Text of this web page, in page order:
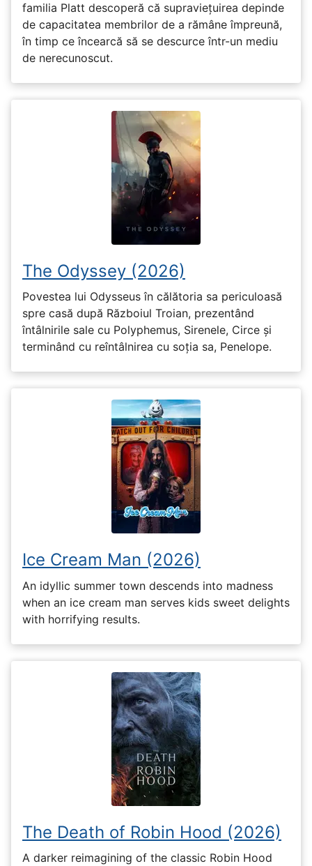
familia Platt descoperă că supraviețuirea depinde
de capacitatea membrilor de a rămâne împreună,
în timp ce încearcă să se descurce într-un mediu
de nerecunoscut.
The Odyssey (2026)
Povestea lui Odysseus în călătoria sa periculoasă
spre casă după Războiul Troian, prezentând
întâlnirile sale cu Polyphemus, Sirenele, Circe și
terminând cu reîntâlnirea cu soția sa, Penelope.
Ice Cream Man (2026)
An idyllic summer town descends into madness
when an ice cream man serves kids sweet delights
with horrifying results.
The Death of Robin Hood (2026)
A darker reimagining of the classic Robin Hood